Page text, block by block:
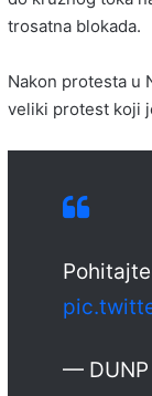
trosatna blokada.
Nakon protesta u
veliki protest koji
— DUNP